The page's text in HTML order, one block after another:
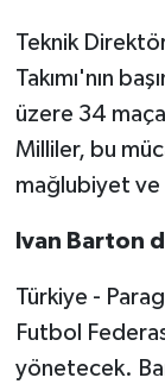
Teknik
Takımı'nın
üzere 34
Milliler, bu
mağlubiyet ve
Ivan Barton
Türkiye -
Futbol
yönetecek.